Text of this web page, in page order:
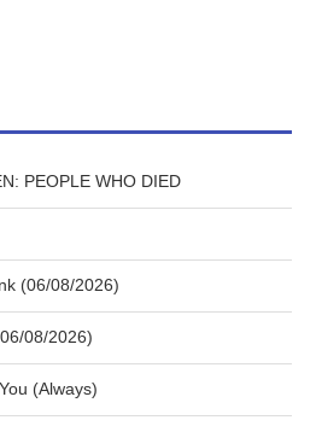
PEOPLE WHO DIED
(06/08/2026)
08/2026)
(Always)